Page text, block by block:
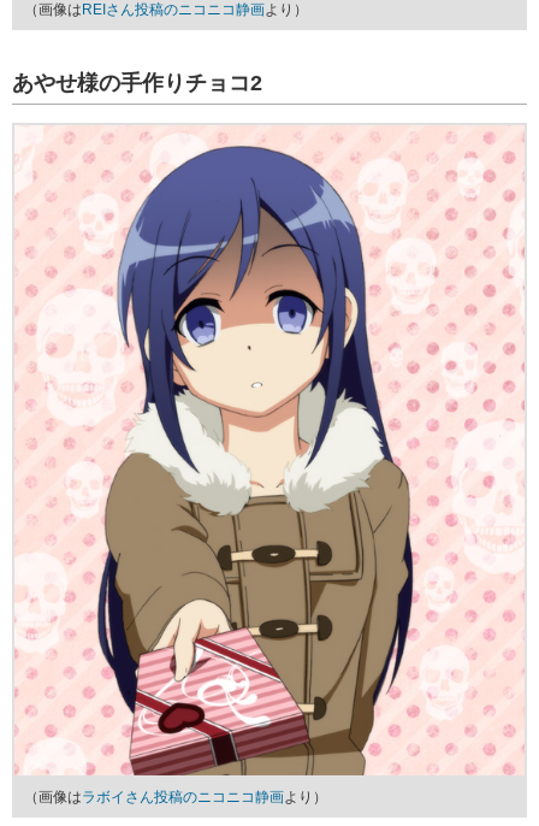
（画像は REIさん投稿のニコニコ静画より）
あやせ様の手作りチョコ2
（画像はラボイさん投稿のニコニコ静画より）